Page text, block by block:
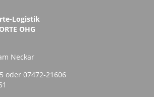
Logistik
OHG
Neckar
oder 07472-21606